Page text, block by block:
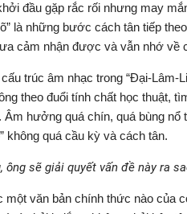
đầu gặp rắc rối nhưng may
là những bước cách tân tiếp
cảm nhận được và vẫn nhớ về
trúc âm nhạc trong “Đại-Lâm-
theo đuổi tính chất học thuật,
hưởng quá chín, quá bùng
không quá cầu kỳ và cách tân.
sẽ giải quyết vấn đề này ra
văn bản chính thức nào của